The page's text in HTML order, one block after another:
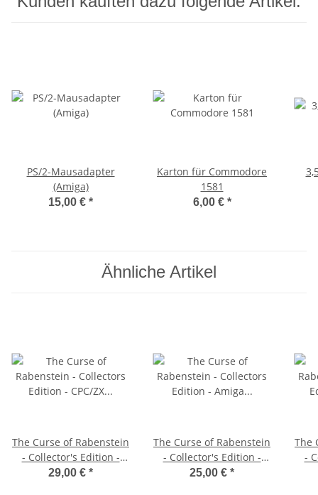
PS/2-Mausadapter
(Amiga)
15,00 € *
Karton für Commodore
1581
6,00 € *
Ähnliche Artikel
The Curse of Rabenstein
- Collector's Edition -
CPC/ZX Spectrum 3"-
29,00 € *
The Curse of Rabenstein
- Collector's Edition -
Amiga Diskette
25,00 € *
The
-